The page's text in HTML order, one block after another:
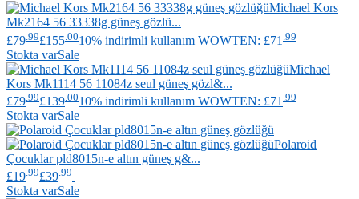
Michael Kors
Mk2164 56 33338g güneş gözlü...
£79 .99£155 .0010% indirimli kullanım WOWTEN: £71 .99
Stokta varSale
Michael
Kors Mk1114 56 11084z seul güneş gözl&...
£79 .99£139 .0010% indirimli kullanım WOWTEN: £71 .99
Stokta varSale
Polaroid
Çocuklar pld8015n-e altın güneş g&...
£19 .99£39 .99
Stokta varSale